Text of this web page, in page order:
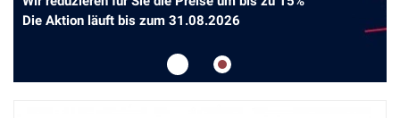
Die Aktion läuft bis zum 31.08.2026